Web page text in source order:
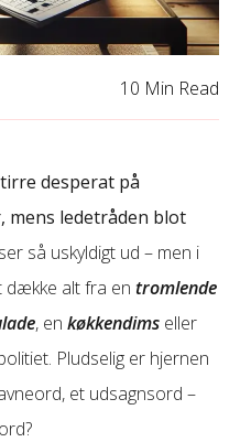
10 Min Read
desperat på
mens ledetråden blot
så uskyldigt ud – men i
dække alt fra en tromlende
, en køkken­dims eller
Pludselig er hjernen
et udsagnsord –